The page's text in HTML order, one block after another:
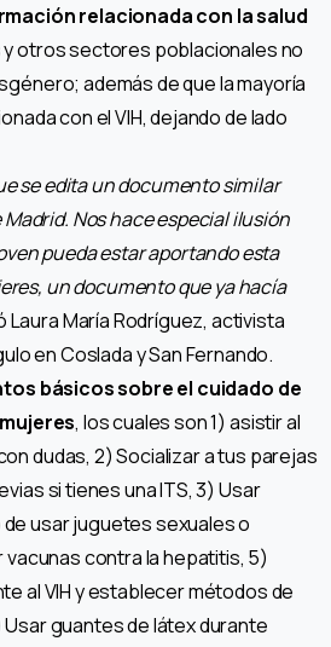
relacionada con la salud
y otros sectores poblacionales no
además de que la mayoría
con el VIH, dejando de lado
se edita un documento similar
Nos hace especial ilusión
pueda estar aportando esta
un documento que ya hacía
Laura María Rodríguez, activista
en Coslada y San Fernando.
básicos sobre el cuidado de
, los cuales son 1) asistir al
dudas, 2) Socializar a tus parejas
si tienes una ITS, 3) Usar
usar juguetes sexuales o
contra la hepatitis, 5)
al VIH y establecer métodos de
guantes de látex durante